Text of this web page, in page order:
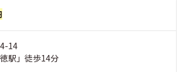
14
駅」徒歩14分